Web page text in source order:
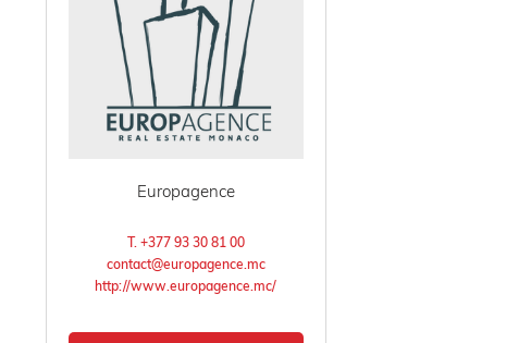
Europagence
T. +377 93 30 81 00
contact@europagence.mc
http://www.europagence.mc/